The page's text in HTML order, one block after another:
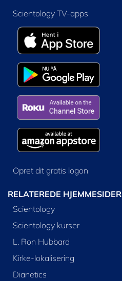
Scientology TV-apps
Opret dit gratis logon
RELATEREDE HJEMMESIDER
Scientology
Scientology kurser
L. Ron Hubbard
Kirke-lokalisering
Dianetics